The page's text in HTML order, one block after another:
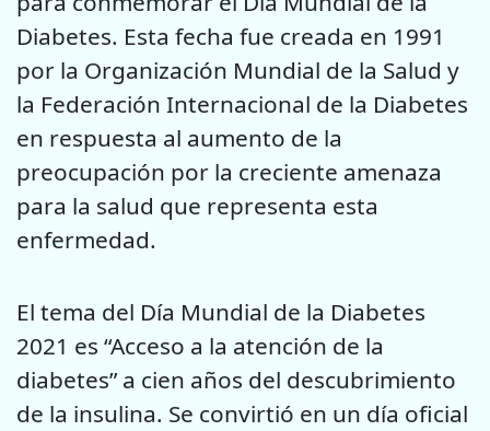
Diabetes. Esta fecha fue creada en 1991
por la Organización Mundial de la Salud y
la Federación Internacional de la Diabetes
en respuesta al aumento de la
preocupación por la creciente amenaza
para la salud que representa esta
enfermedad.
El tema del Día Mundial de la Diabetes
2021 es “Acceso a la atención de la
diabetes” a cien años del descubrimiento
de la insulina. Se convirtió en un día oficial